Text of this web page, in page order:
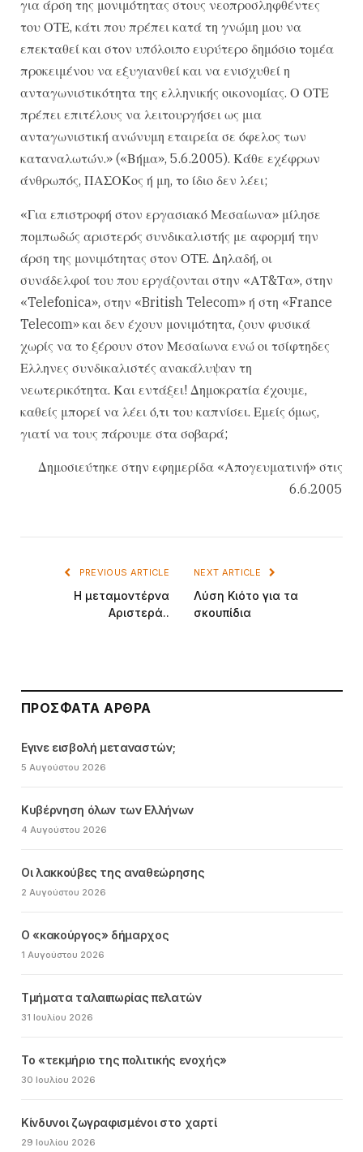
για άρση της μονιμότητας στους νεοπροσληφθέντες
του ΟΤΕ, κάτι που πρέπει κατά τη γνώμη μου να
επεκταθεί και στον υπόλοιπο ευρύτερο δημόσιο τομέα
προκειμένου να εξυγιανθεί και να ενισχυθεί η
ανταγωνιστικότητα της ελληνικής οικονομίας. Ο ΟΤΕ
πρέπει επιτέλους να λειτουργήσει ως μια
ανταγωνιστική ανώνυμη εταιρεία σε όφελος των
καταναλωτών.» («Βήμα», 5.6.2005). Κάθε εχέφρων
άνθρωπός, ΠΑΣΟΚος ή μη, το ίδιο δεν λέει;
«Για επιστροφή στον εργασιακό Μεσαίωνα» μίλησε
πομπωδώς αριστερός συνδικαλιστής με αφορμή την
άρση της μονιμότητας στον ΟΤΕ. Δηλαδή, οι
συνάδελφοί του που εργάζονται στην «ΑΤ&Τα», στην
«Telefonica», στην «British Telecom» ή στη «France
Telecom» και δεν έχουν μονιμότητα, ζουν φυσικά
χωρίς να το ξέρουν στον Μεσαίωνα ενώ οι τσίφτηδες
Ελληνες συνδικαλιστές ανακάλυψαν τη
νεωτερικότητα. Και εντάξει! Δημοκρατία έχουμε,
καθείς μπορεί να λέει ό,τι του καπνίσει. Εμείς όμως,
γιατί να τους πάρουμε στα σοβαρά;
Δημοσιεύτηκε στην εφημερίδα «Απογευματινή» στις
6.6.2005
PREVIOUS ARTICLE
Η μεταμοντέρνα
Αριστερά..
NEXT ARTICLE
Λύση Κιότο για τα
σκουπίδια
ΠΡΌΣΦΑΤΑ ΆΡΘΡΑ
Εγινε εισβολή μεταναστών;
5 Αυγούστου 2026
Κυβέρνηση όλων των Ελλήνων
4 Αυγούστου 2026
Οι λακκούβες της αναθεώρησης
2 Αυγούστου 2026
Ο «κακούργος» δήμαρχος
1 Αυγούστου 2026
Τμήματα ταλαιπωρίας πελατών
31 Ιουλίου 2026
Το «τεκμήριο της πολιτικής ενοχής»
30 Ιουλίου 2026
Κίνδυνοι ζωγραφισμένοι στο χαρτί
29 Ιουλίου 2026